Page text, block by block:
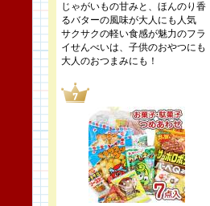
じゃがいもの甘みと、ほんのり香
るバターの風味が大人にも人気
サクサクの軽い食感が魅力のフラ
イせんべいは、子供のおやつにも
大人のおつまみにも！